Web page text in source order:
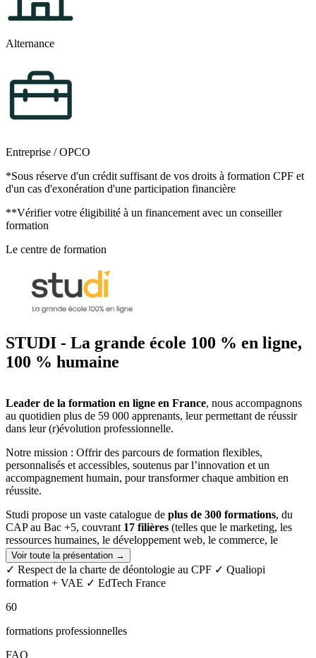
Alternance
Entreprise / OPCO
*Sous réserve d'un crédit suffisant de vos droits à formation CPF et
d'un cas d'exonération d'une participation financière
**Vérifier votre éligibilité à un financement avec un conseiller
formation
Le centre de formation
STUDI - La grande école 100 % en ligne,
100 % humaine
Leader de la formation en ligne en France, nous accompagnons
au quotidien plus de 59 000 apprenants, leur permettant de réussir
dans leur (r)évolution professionnelle.
Notre mission : Offrir des parcours de formation flexibles,
personnalisés et accessibles, soutenus par l’innovation et un
accompagnement humain, pour transformer chaque ambition en
réussite.
Studi propose un vaste catalogue de plus de 300 formations, du
CAP au Bac +5, couvrant 17 filières (telles que le marketing, les
ressources humaines, le développement web, le commerce, le
design, la comptabilité, ou encore le juridique),
situations(personnes en poste, demandeurs d’emploi, jeunes).
Pour garantir l’excellence de ses programmes, Studi s’est associé à
des
Campus, LISAA, Naratiiv, Cours Florent…) reconnus pour la
qualité de leurs enseignements et certifications.
Avec des
Voir toute la présentation →
✓ Respect de la charte de déontologie au CPF ✓ Qualiopi
formation + VAE ✓ EdTech France
60
formations professionnelles
FAQ